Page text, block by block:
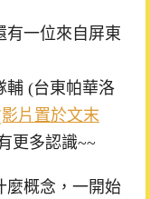
有一位來自屏東
輔 (台東帕華洛
片置於文末
更多認識~~
麼概念，一開始